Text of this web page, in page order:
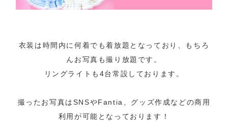
衣装は時間内に何着でも着放題となっており、もちろ
んお写真も撮り放題です。
リングライトも4台常設しております。
撮ったお写真はSNSやFantia、グッズ作成などの商用
利用が可能となっております！